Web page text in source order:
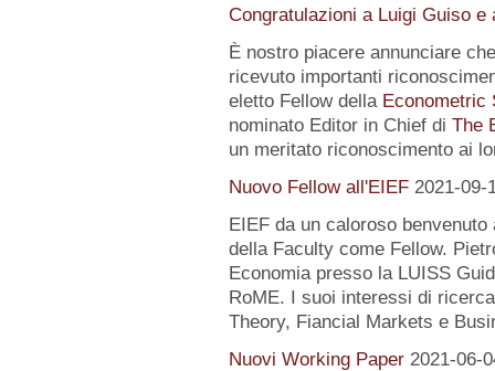
Congratulazioni a Luigi Guiso e
È nostro piacere annunciare
ricevuto importanti
eletto Fellow della Econometric
nominato Editor in Chief di The
un meritato riconoscimento ai
Nuovo Fellow all'EIEF 2021-09-
EIEF da un caloroso
della Faculty come Fellow.
Economia presso la LUISS
RoME. I suoi interessi di
Theory, Fiancial Markets e
Nuovi Working Paper 2021-06-